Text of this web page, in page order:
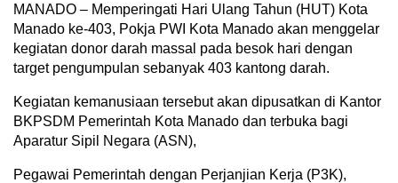
MANADO – Memperingati Hari Ulang Tahun (HUT) Kota
Manado ke-403, Pokja PWI Kota Manado akan menggelar
kegiatan donor darah massal pada besok hari dengan
target pengumpulan sebanyak 403 kantong darah.
Kegiatan kemanusiaan tersebut akan dipusatkan di Kantor
BKPSDM Pemerintah Kota Manado dan terbuka bagi
Aparatur Sipil Negara (ASN),
Pegawai Pemerintah dengan Perjanjian Kerja (P3K),